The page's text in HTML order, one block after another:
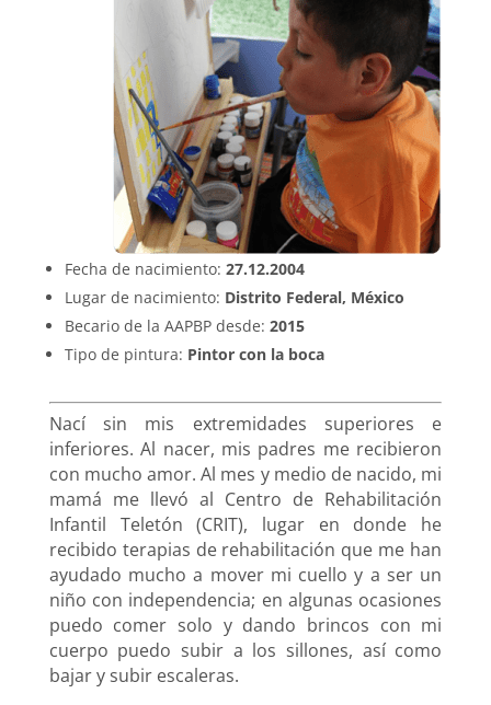
Fecha de nacimiento: 27.12.2004
Lugar de nacimiento: Distrito Federal, México
Becario de la AAPBP desde: 2015
Tipo de pintura: Pintor con la boca
Nací sin mis extremidades superiores e
inferiores. Al nacer, mis padres me recibieron
con mucho amor. Al mes y medio de nacido, mi
mamá me llevó al Centro de Rehabilitación
Infantil Teletón (CRIT), lugar en donde he
recibido terapias de rehabilitación que me han
ayudado mucho a mover mi cuello y a ser un
niño con independencia; en algunas ocasiones
puedo comer solo y dando brincos con mi
cuerpo puedo subir a los sillones, así como
bajar y subir escaleras.